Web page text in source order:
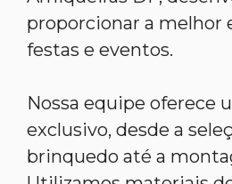
proporcionar a melhor
festas e eventos.
Nossa equipe oferece
exclusivo, desde a
brinquedo até a